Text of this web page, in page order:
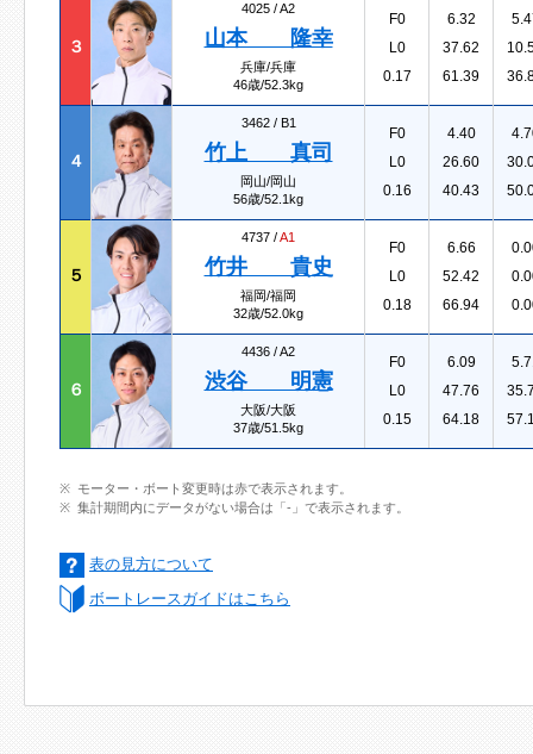
３
4025 /A2
山本 隆幸
兵庫/兵庫
46歳/52.3kg
F0
L0
0.17
6.32
37.62
61.39
４
3462 / B1
竹上 真司
岡山/岡山
56歳/52.1kg
F0
L0
0.16
4.40
26.60
40.43
５
4737 /A1
竹井 貴史
福岡/福岡
32歳/52.0kg
F0
L0
0.18
6.66
52.42
66.94
６
4436 /A2
渋谷 明憲
大阪/大阪
37歳/51.5kg
F0
L0
0.15
6.09
47.76
64.18
モーター・ボート変更時は赤で表示されます。
集計期間内にデータがない場合は「-」で表示されます。
表の見方について
ボートレースガイドはこちら